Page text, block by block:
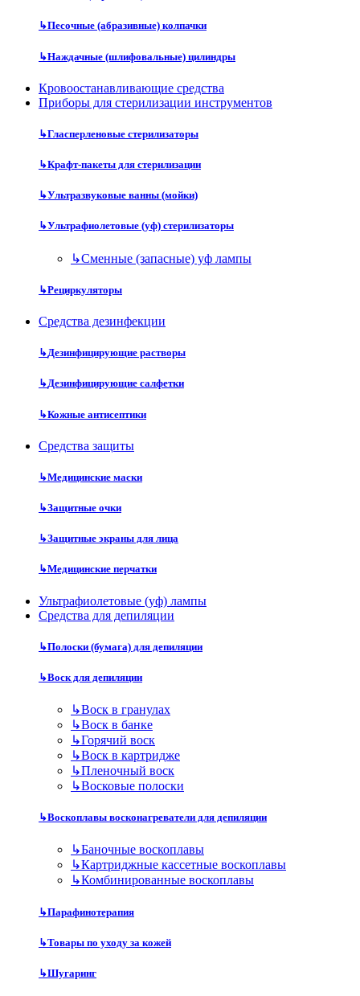
↳Песочные (абразивные) колпачки
↳Наждачные (шлифовальные) цилиндры
Кровоостанавливающие средства
Приборы для стерилизации инструментов
↳Гласперленовые стерилизаторы
↳Крафт-пакеты для стерилизации
↳Ультразвуковые ванны (мойки)
↳Ультрафиолетовые (уф) стерилизаторы
↳Сменные (запасные) уф лампы
↳Рециркуляторы
Средства дезинфекции
↳Дезинфицирующие растворы
↳Дезинфицирующие салфетки
↳Кожные антисептики
Средства защиты
↳Медицинские маски
↳Защитные очки
↳Защитные экраны для лица
↳Медицинские перчатки
Ультрафиолетовые (уф) лампы
Средства для депиляции
↳Полоски (бумага) для депиляции
↳Воск для депиляции
↳Воск в гранулах
↳Воск в банке
↳Горячий воск
↳Воск в картридже
↳Пленочный воск
↳Восковые полоски
↳Воскоплавы восконагреватели для депиляции
↳Баночные воскоплавы
↳Картриджные кассетные воскоплавы
↳Комбинированные воскоплавы
↳Парафинотерапия
↳Товары по уходу за кожей
↳Шугаринг